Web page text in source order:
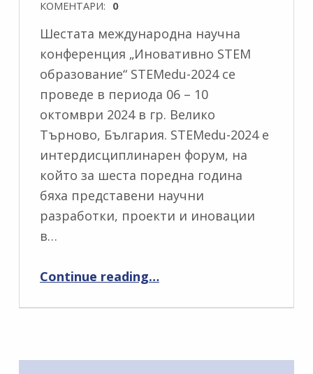
КОМЕНТАРИ: 0
Шестата международна научна
конференция „Иновативно STEM
образование“ STEMedu-2024 се
проведе в периода 06 – 10
октомври 2024 в гр. Велико
Търново, България. STEMedu-2024 е
интердисциплинарeн форум, на
който за шеста поредна година
бяха представени научни
разработки, проекти и иновации
в…
Continue reading…